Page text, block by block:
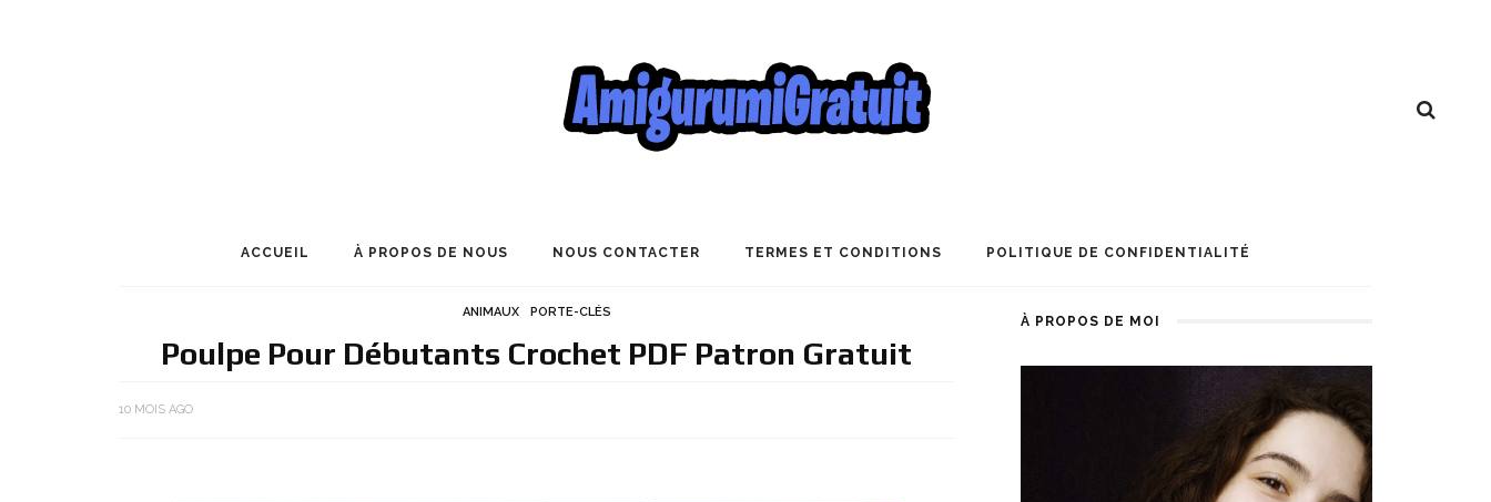
ACCUEIL À PROPOS DE NOUS NOUS CONTACTER TERMES ET CONDITIONS POLITIQUE DE CONFIDENTIALITÉ
ANIMAUX PORTE-CLÉS
Poulpe Pour Débutants Crochet PDF Patron Gratuit
10 MOIS AGO
À PROPOS DE MOI